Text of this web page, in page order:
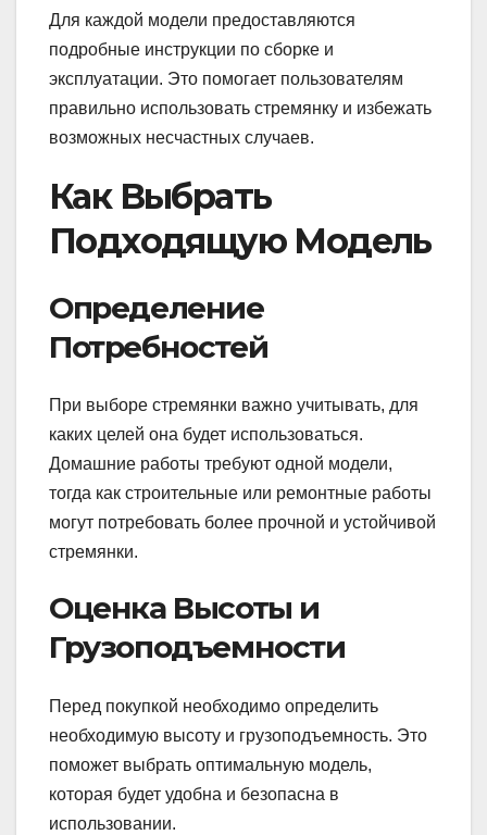
Для каждой модели предоставляются
подробные инструкции по сборке и
эксплуатации. Это помогает пользователям
правильно использовать стремянку и избежать
возможных несчастных случаев.
Как Выбрать
Подходящую Модель
Определение
Потребностей
При выборе стремянки важно учитывать, для
каких целей она будет использоваться.
Домашние работы требуют одной модели,
тогда как строительные или ремонтные работы
могут потребовать более прочной и устойчивой
стремянки.
Оценка Высоты и
Грузоподъемности
Перед покупкой необходимо определить
необходимую высоту и грузоподъемность. Это
поможет выбрать оптимальную модель,
которая будет удобна и безопасна в
использовании.